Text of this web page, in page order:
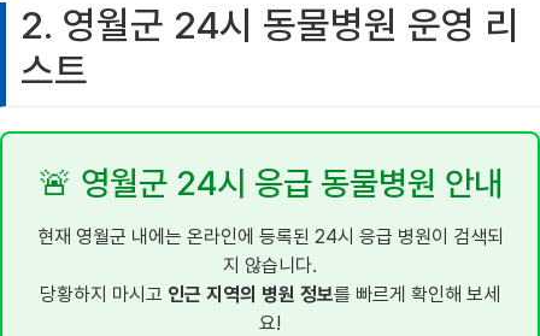
2. 영월군 24시 동물병원 운영 리
스트
🚨 영월군 24시 응급 동물병원 안내
현재 영월군 내에는 온라인에 등록된 24시 응급 병원이 검색되
지 않습니다.
당황하지 마시고 인근 지역의 병원 정보를 빠르게 확인해 보세
요!